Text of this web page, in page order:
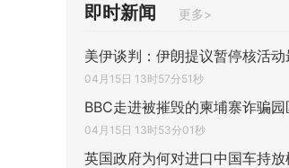
即时新闻 更多>
美伊谈判：伊朗提议暂停核活
04月15日 13时57分51秒
BBC走进被摧毁的柬埔寨诈骗
04月15日 13时53分01秒
英国政府为何对进口中国车持